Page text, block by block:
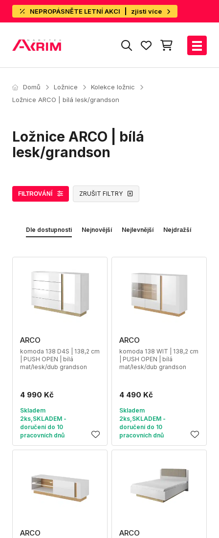
NEPROPÁSNĚTE LETNÍ AKCI zjisti více
Domů Ložnice
Kolekce ložnic
Ložnice ARCO | bílá lesk/grandson
Ložnice ARCO | bílá
lesk/grandson
FILTROVÁNÍ ZRUŠIT FILTRY
Dle dostupnosti Nejnovější Nejlevnější Nejdražší
ARCO
komoda 138 D4S | 138,2 cm
| PUSH OPEN | bílá
mat/lesk/dub grandson
4 990 Kč
Skladem
2ks,SKLADEM -
doručení do 10
pracovních dnů
ARCO
komoda 138 WIT | 138,2 cm
| PUSH OPEN | bílá
mat/lesk/dub grandson
4 490 Kč
Skladem
2ks,SKLADEM -
doručení do 10
pracovních dnů
ARCO ARCO